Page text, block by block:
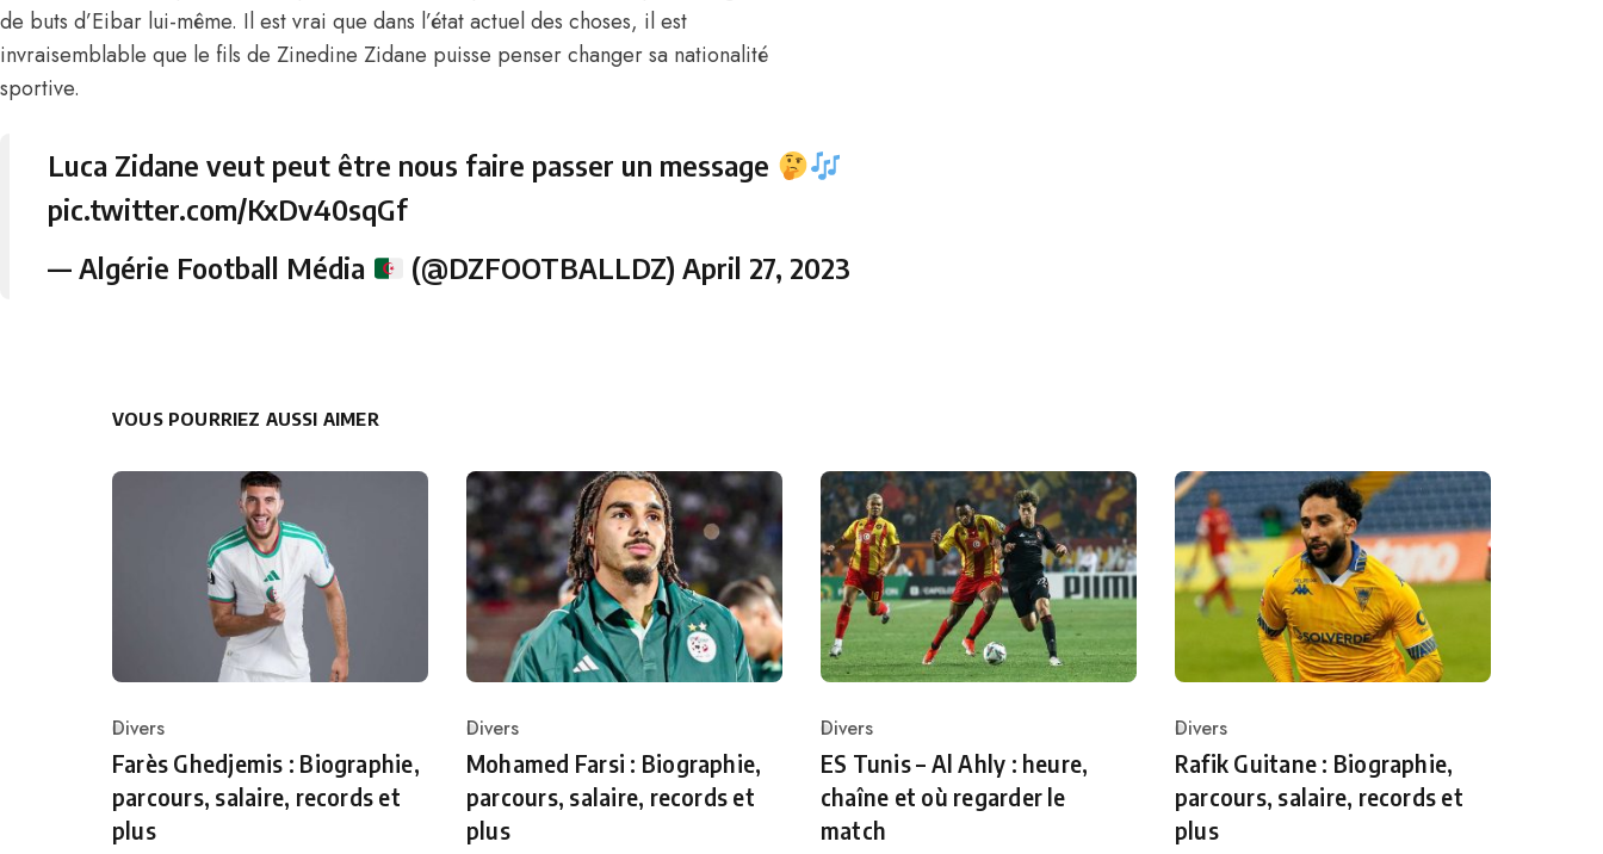
de buts d’Eibar lui-même. Il est vrai que dans l’état actuel des choses, il est
invraisemblable que le fils de Zinedine Zidane puisse penser changer sa nationalité
sportive.
Luca Zidane veut peut être nous faire passer un message
pic.twitter.com/KxDv40sqGf
— Algérie Football Média
(@DZFOOTBALLDZ)April 27, 2023
VOUS POURRIEZ AUSSI AIMER
Category
Divers
Farès Ghedjemis : Biographie,
parcours, salaire, records et
plus
Category
Divers
Mohamed Farsi : Biographie,
parcours, salaire, records et
plus
Category
Divers
ES Tunis – Al Ahly : heure,
chaîne et où regarder le
match
Category
Divers
Rafik Guitane : Biographie,
parcours, salaire, records et
plus